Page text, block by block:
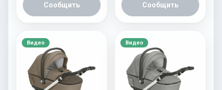
Сообщить Сообщить
Видео Видео